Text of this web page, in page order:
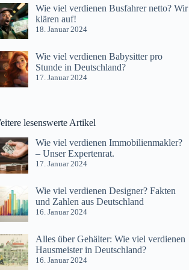
Wie viel verdienen Busfahrer netto? Wir
klären auf!
18. Januar 2024
Wie viel verdienen Babysitter pro
Stunde in Deutschland?
17. Januar 2024
lesenswerte Artikel
Wie viel verdienen Immobilienmakler?
– Unser Expertenrat.
17. Januar 2024
Wie viel verdienen Designer? Fakten
und Zahlen aus Deutschland
16. Januar 2024
Alles über Gehälter: Wie viel verdienen
Hausmeister in Deutschland?
16. Januar 2024